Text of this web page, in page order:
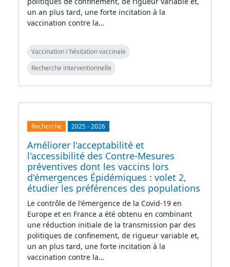
un an plus tard, une forte incitation à la
vaccination contre la…
Vaccination / hésitation vaccinale
Recherche interventionnelle
Recherche 2025-2026
Améliorer l'acceptabilité et
l'accessibilité des Contre-Mesures
préventives dont les vaccins lors
d'émergences Épidémiques : volet 2,
étudier les préférences des populations
Le contrôle de l'émergence de la Covid-19 en
Europe et en France a été obtenu en combinant
une réduction initiale de la transmission par des
politiques de confinement, de rigueur variable et,
un an plus tard, une forte incitation à la
vaccination contre la…